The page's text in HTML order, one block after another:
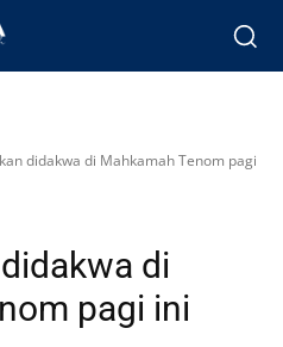
didakwa di Mahkamah Tenom pagi
di
pagi ini